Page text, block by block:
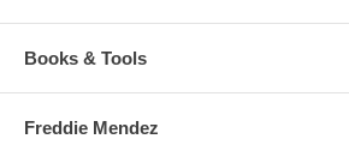
Books & Tools
Freddie Mendez